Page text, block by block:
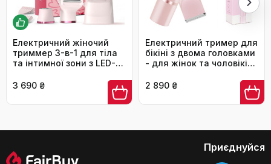
Які насадки входять до комплекту?
Електричний жіночий
триммер 3-в-1 для тіла
та інтимної зони з LED-
Вологостійкий IPX7, USB-
3 690 ₴
Електричний тример для
бікіні з двома головками
- для жінок та чоловіків.
зони, для гладкої шкіри.
2 890 ₴
Приєднуйся